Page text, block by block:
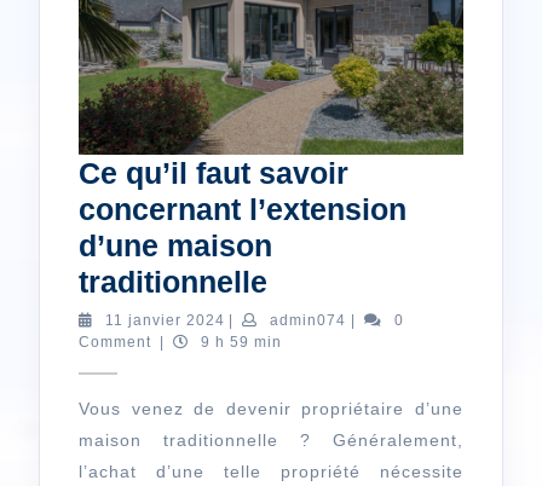
Ce qu’il faut savoir
concernant l’extension
d’une maison
traditionnelle
qu’il
faut
concernant
l’extension
11 janvier 2024 11
janvier
| admin074 admin074
|
0
Comment
| 9 h 59 min
Vous venez de devenir propriétaire d’une
maison traditionnelle ? Généralement,
l’achat d’une telle propriété nécessite